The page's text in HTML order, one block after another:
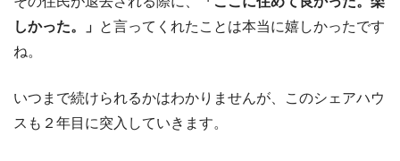
しかった。」 と言ってくれたことは本当に嬉しかったです
ね。
いつまで続けられるかはわかりませんが、このシェアハウ
スも２年目に突入していきます。